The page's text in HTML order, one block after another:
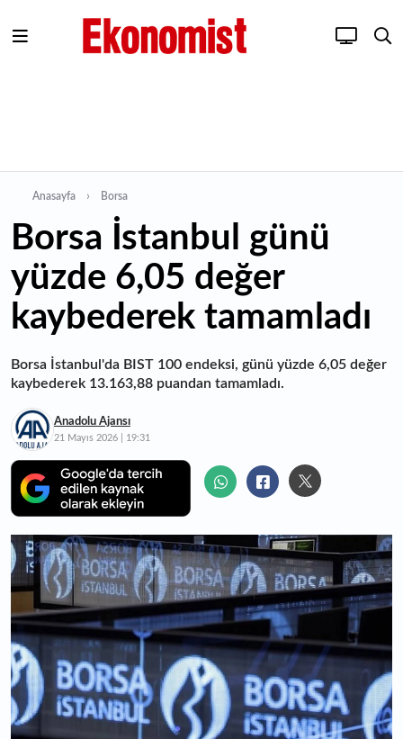
Anasayfa Borsa
Borsa İstanbul günü
yüzde 6,05 değer
kaybederek tamamladı
Borsa İstanbul'da BIST 100 endeksi, günü yüzde 6,05 değer
kaybederek 13.163,88 puandan tamamladı.
Anadolu Ajansı
21 Mayıs 2026 | 19:31